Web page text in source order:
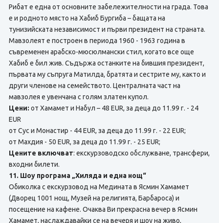
Рибат е една от основните забележителности на градa. Това
е и родното място на Хабиб Бургиба – бащата на
тунизийската независимост и първи президент на страната.
Мавзолеят е построен в периода 1960 - 1963 година в
съвременен арабско-мюсюлмански стил, когато все още
Хабиб е бил жив. Съдържа останките на бившия президент,
първата му съпруга Матилда, братята и сестрите му, както и
други членове на семейството. Централната част на
мавзолея е увенчана с голям златен купол.
Цени: от Хамамет и Набул – 48 EUR, за деца до 11.99 г. - 24
EUR
от Сус и Монастир - 44 EUR, за деца до 11.99 г. - 22 EUR;
от Махдия - 50 EUR, за деца до 11.99 г. - 25 EUR;
Цените включват: екскурзоводско обслужване, трансфери,
входни билети.
11. Шоу програма „Хиляда и една нощ“
Обиколка с екскурзовод на Медината в Ясмин Хамамет
(Дворец 1001 нощ, Музей на религията, Барбароса) и
посещение на кафене. Очаква Ви прекрасна вечер в Ясмин
Хамамет, наслаждавайки се на вечеря и шоу на живо,